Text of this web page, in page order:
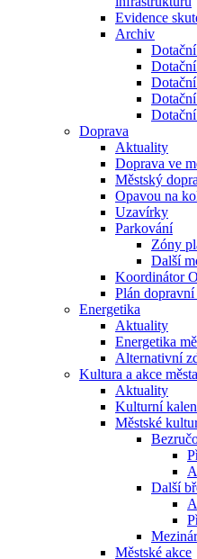
Evidence
Archiv
Doprava
Aktuality
Doprava ve
Městský
Opavou na
Uzavírky
Parkování
Zóny
Další
Koordinátor
Plán
Energetika
Aktuality
Energetika
Alternativní
Kultura a akce města
Aktuality
Kulturní
Městské
Další
Městské akce